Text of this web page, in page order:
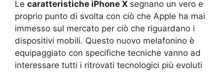
Le caratteristiche iPhone X segnano un vero e
proprio punto di svolta con ciò che Apple ha mai
immesso sul mercato per ciò che riguardano i
dispositivi mobili. Questo nuovo melafonino è
equipaggiato con specifiche tecniche vanno ad
interessare tutti i ritrovati tecnologici più evoluti